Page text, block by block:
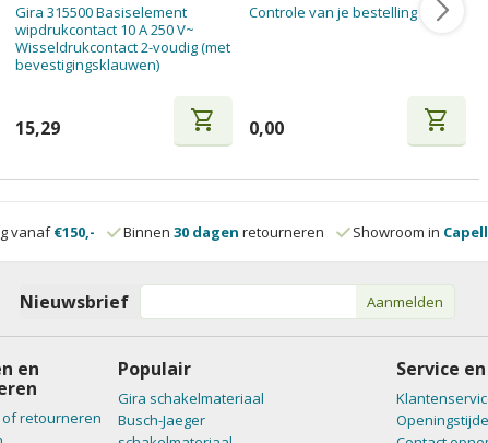
Gira 315500 Basiselement
wipdrukcontact 10 A 250 V~
Wisseldrukcontact 2-voudig (met
bevestigingsklauwen)
15,29 shopping_cart
Controle van je bestelling
0,00 shopping_cart
vanaf€150,- Binnen 30 dagen retourneren Showroom in
Nieuwsbrief Aanmelden
en
retourneren
Populair
Gira schakelmateriaal
Busch-Jaeger
Service